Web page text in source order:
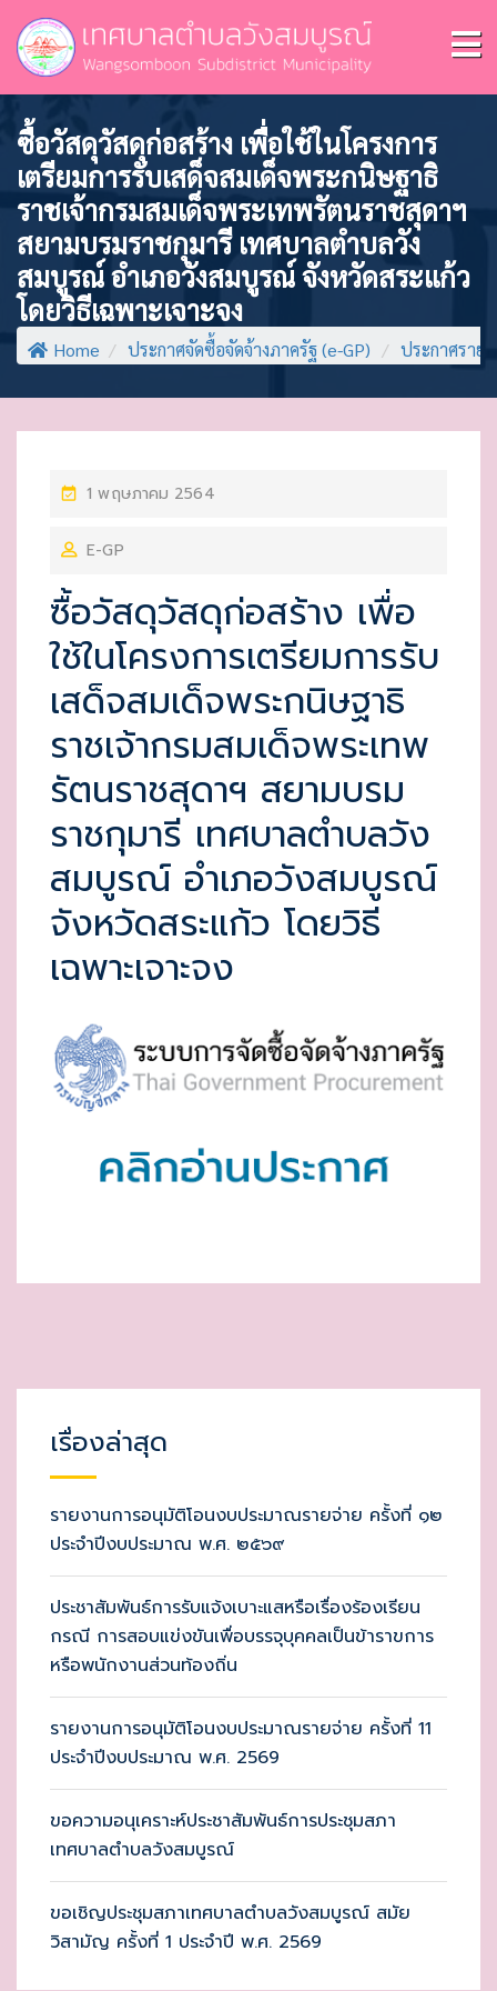
ซื้อวัสดุวัสดุก่อสร้าง เพื่อใช้ในโครงการ
เตรียมการรับเสด็จสมเด็จพระกนิษฐาธิ
ราชเจ้ากรมสมเด็จพระเทพรัตนราชสุดาฯ
สยามบรมราชกุมารี เทศบาลตำบลวัง
สมบูรณ์ อำเภอวังสมบูรณ์ จังหวัดสระแก้ว
โดยวิธีเฉพาะเจาะจง
Home / ประกาศจัดซื้อจัดจ้างภาครัฐ (e-GP) / ประกาศราย
P
S
E
D
O
N
1 พฤษภาคม 2564
E-GP
ซื้อวัสดุวัสดุก่อสร้าง เพื่อ
ใช้ในโครงการเตรียมการรับ
เสด็จสมเด็จพระกนิษฐาธิ
ราชเจ้ากรมสมเด็จพระเทพ
รัตนราชสุดาฯ สยามบรม
ราชกุมารี เทศบาลตำบลวัง
สมบูรณ์ อำเภอวังสมบูรณ์
จังหวัดสระแก้ว โดยวิธี
เฉพาะเจาะจง
เรื่องล่าสุด
รายงานการอนุมัติโอนงบประมาณรายจ่าย ครั้งที่ ๑๒
ประจำปีงบประมาณ พ.ศ. ๒๕๖๙
ประชาสัมพันธ์การรับแจ้งเบาะแสหรือเรื่องร้องเรียน
กรณี การสอบแข่งขันเพื่อบรรจุบุคคลเป็นข้าราขการ
หรือพนักงานส่วนท้องถิ่น
รายงานการอนุมัติโอนงบประมาณรายจ่าย ครั้งที่ 11
ประจำปีงบประมาณ พ.ศ. 2569
ขอความอนุเคราะห์ประชาสัมพันธ์การประชุมสภา
เทศบาลตำบลวังสมบูรณ์
ขอเชิญประชุมสภาเทศบาลตำบลวังสมบูรณ์ สมัย
วิสามัญ ครั้งที่ 1 ประจำปี พ.ศ. 2569